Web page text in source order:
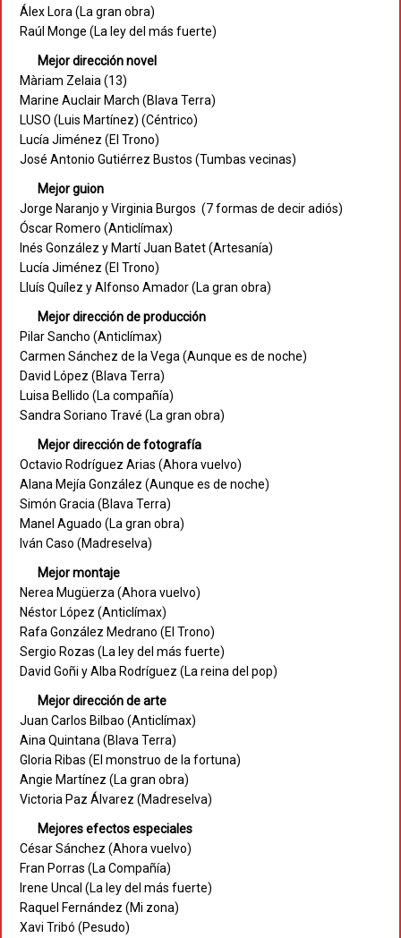
Álex Lora (La gran obra)
Raúl Monge (La ley del más fuerte)
Mejor dirección novel
Màriam Zelaia (13)
Marine Auclair March (Blava Terra)
LUSO (Luis Martínez) (Céntrico)
Lucía Jiménez (El Trono)
José Antonio Gutiérrez Bustos (Tumbas vecinas)
Mejor guion
Jorge Naranjo y Virginia Burgos (7 formas de decir adiós)
Óscar Romero (Anticlímax)
Inés González y Martí Juan Batet (Artesanía)
Lucía Jiménez (El Trono)
Lluís Quílez y Alfonso Amador (La gran obra)
Mejor dirección de producción
Pilar Sancho (Anticlímax)
Carmen Sánchez de la Vega (Aunque es de noche)
David López (Blava Terra)
Luisa Bellido (La compañía)
Sandra Soriano Travé (La gran obra)
Mejor dirección de fotografía
Octavio Rodríguez Arias (Ahora vuelvo)
Alana Mejía González (Aunque es de noche)
Simón Gracia (Blava Terra)
Manel Aguado (La gran obra)
Iván Caso (Madreselva)
Mejor montaje
Nerea Mugüerza (Ahora vuelvo)
Néstor López (Anticlímax)
Rafa González Medrano (El Trono)
Sergio Rozas (La ley del más fuerte)
David Goñi y Alba Rodríguez (La reina del pop)
Mejor dirección de arte
Juan Carlos Bilbao (Anticlímax)
Aina Quintana (Blava Terra)
Gloria Ribas (El monstruo de la fortuna)
Angie Martínez (La gran obra)
Victoria Paz Álvarez (Madreselva)
Mejores efectos especiales
César Sánchez (Ahora vuelvo)
Fran Porras (La Compañía)
Irene Uncal (La ley del más fuerte)
Raquel Fernández (Mi zona)
Xavi Tribó (Pesudo)